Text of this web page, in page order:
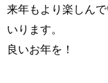
来年もより楽しん
いります。
良いお年を！